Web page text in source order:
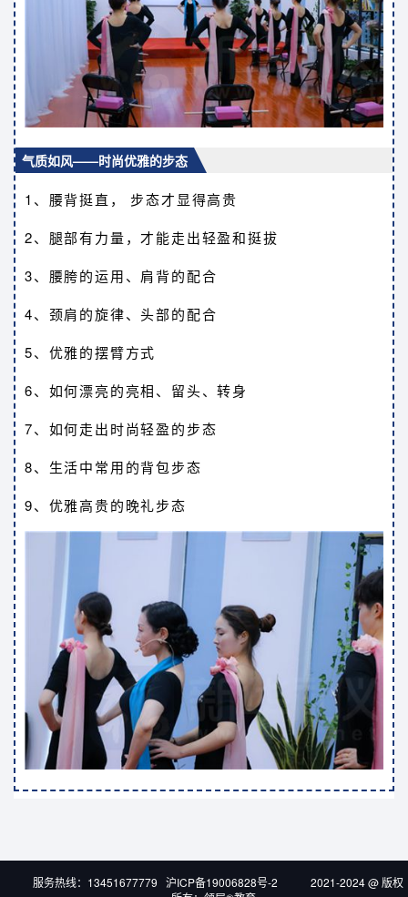
气质如风——时尚优雅的步态
1、腰背挺直， 步态才显得高贵
2、腿部有力量，才能走出轻盈和挺拔
3、腰胯的运用、肩背的配合
4、颈肩的旋律、头部的配合
5、优雅的摆臂方式
6、如何漂亮的亮相、留头、转身
7、如何走出时尚轻盈的步态
8、生活中常用的背包步态
9、优雅高贵的晚礼步态
服务热线：13451677779 沪ICP备19006828号-2 2021-2024 @ 版权